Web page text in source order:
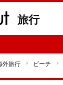
旅行
外旅行 ビーチ